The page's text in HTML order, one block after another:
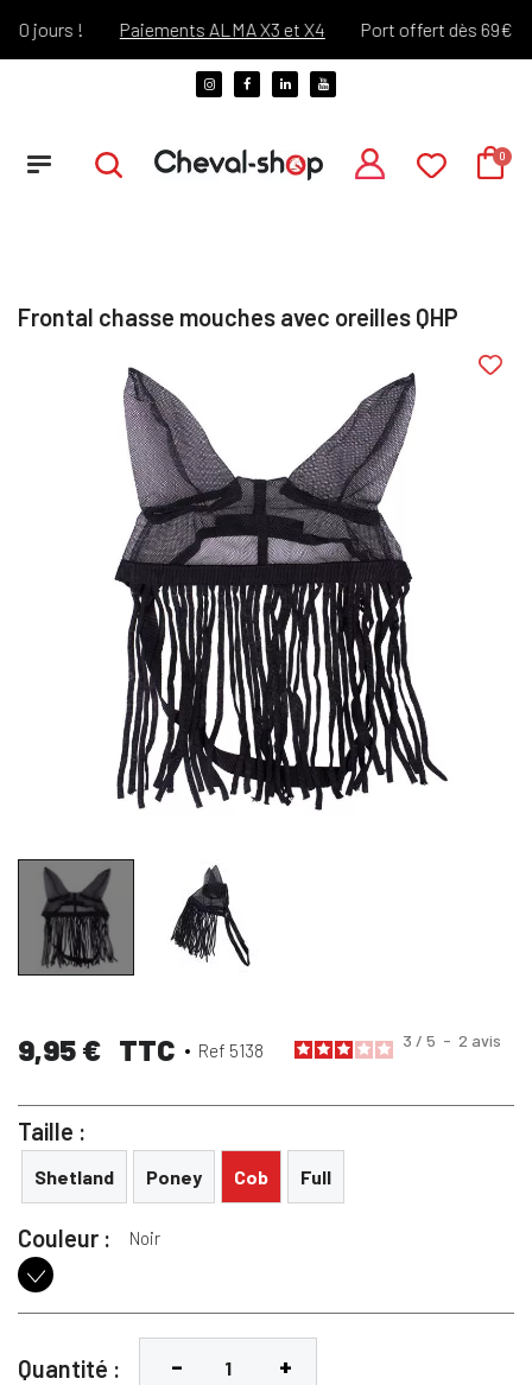
jours ! Paiements ALMA X3 et X4 Port offert dès 69€
Frontal chasse mouches avec oreilles QHP
9,95 € TTC Ref 5138 3 / 5 - 2 avis
Taille :
Shetland Poney Cob Full
Couleur : Noir
Noir
Quantité :